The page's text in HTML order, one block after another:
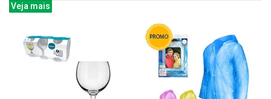
Veja mais